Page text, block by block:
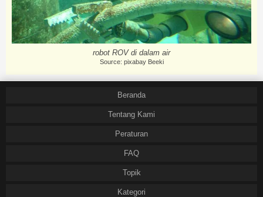
robot ROV di dalam air
Source: pixabay Beeki
Beranda
Tentang Kami
Peraturan
FAQ
Topik
Kategori